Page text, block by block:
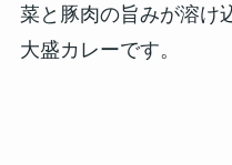
菜と豚肉の旨みが溶け
大盛カレーです。